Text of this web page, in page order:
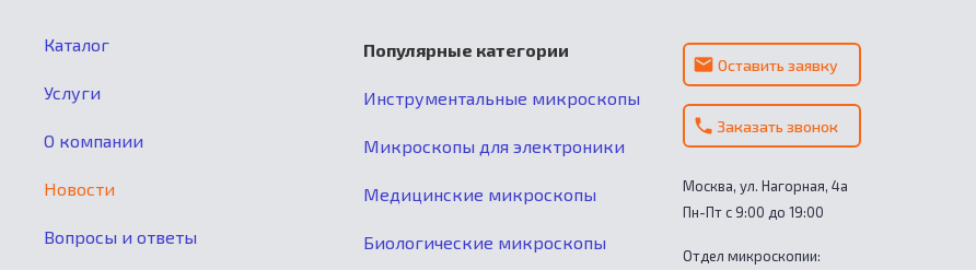
Каталог
Услуги
О компании
Новости
Вопросы и ответы
Популярные категории
Инструментальные микроскопы
Микроскопы для электроники
Медицинские микроскопы
Биологические микроскопы
Оставить заявку
Заказать звонок
Москва, ул. Нагорная, 4а
Пн-Пт с 9:00 до 19:00
Отдел микроскопии: